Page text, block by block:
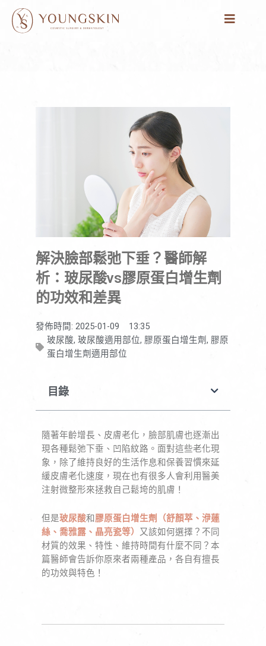
解決臉部鬆弛下垂？醫師解
析：玻尿酸vs膠原蛋白增生劑
的功效和差異
發佈時間: 2025-01-09
13:35
玻尿酸, 玻尿酸適用部位, 膠原蛋白增生劑 , 膠原
蛋白增生劑適用部位
目錄
隨著年齡增長、皮膚老化，臉部肌膚也逐漸出
現各種鬆弛下垂、凹陷紋路。面對這些老化現
象，除了維持良好的生活作息和保養習慣來延
緩皮膚老化速度，現在也有很多人會利用醫美
注射微整形來拯救自己鬆垮的肌膚！
但是玻尿酸和膠原蛋白增生劑（舒顏萃、洢蓮
絲、喬雅露、晶亮瓷等） 又該如何選擇？不同
材質的效果、特性、維持時間有什麼不同？本
篇醫師會告訴你原來者兩種產品，各自有擅長
的功效與特色！